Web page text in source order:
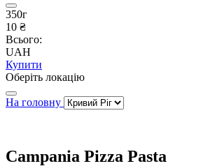
350г
10 ₴
Всього:
UAH
Купити
Оберіть локацію
На головну
Campania Pizza Pasta